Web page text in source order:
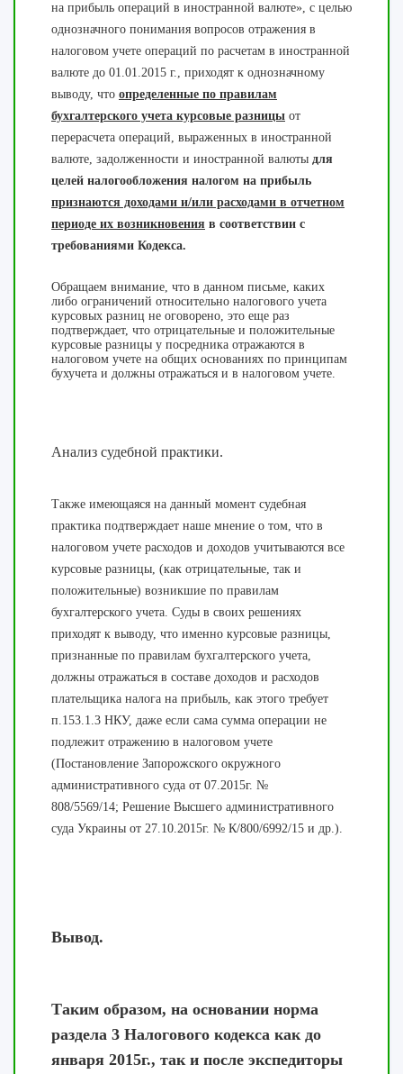
на прибыль операций в иностранной валюте», с целью
однозначного понимания вопросов отражения в
налоговом учете операций по расчетам в иностранной
валюте до 01.01.2015 г., приходят к однозначному
выводу, что определенные по правилам
бухгалтерского учета курсовые разницы от
перерасчета операций, выраженных в иностранной
валюте, задолженности и иностранной валюты для
целей налогообложения налогом на прибыль
признаются доходами и/или расходами в отчетном
периоде их возникновения в соответствии с
требованиями Кодекса.
Обращаем внимание, что в данном письме, каких
либо ограничений относительно налогового учета
курсовых разниц не оговорено, это еще раз
подтверждает, что отрицательные и положительные
курсовые разницы у посредника отражаются в
налоговом учете на общих основаниях по принципам
бухучета и должны отражаться и в налоговом учете.
Анализ судебной практики.
Также имеющаяся на данный момент судебная
практика подтверждает наше мнение о том, что в
налоговом учете расходов и доходов учитываются все
курсовые разницы, (как отрицательные, так и
положительные) возникшие по правилам
бухгалтерского учета. Суды в своих решениях
приходят к выводу, что именно курсовые разницы
признанные по правилам бухгалтерского учета
должны отражаться в составе доходов и расходов
плательщика налога на прибыль, как этого требует
п 153.1.3 НКУ, даже если сама сумма операции не
подлежит отражению в налоговом учете
(Постановление Запорожского окружного
административного суда от 07.2015г. №
808/5569/14; Решение Высшего административного
суда Украины от 27.10.2015г. № К/800/6992/15 и др.).
Вывод.
Таким образом, на основании норма
раздела 3 Налогового кодекса как до
января 2015г., так и после экспедиторы